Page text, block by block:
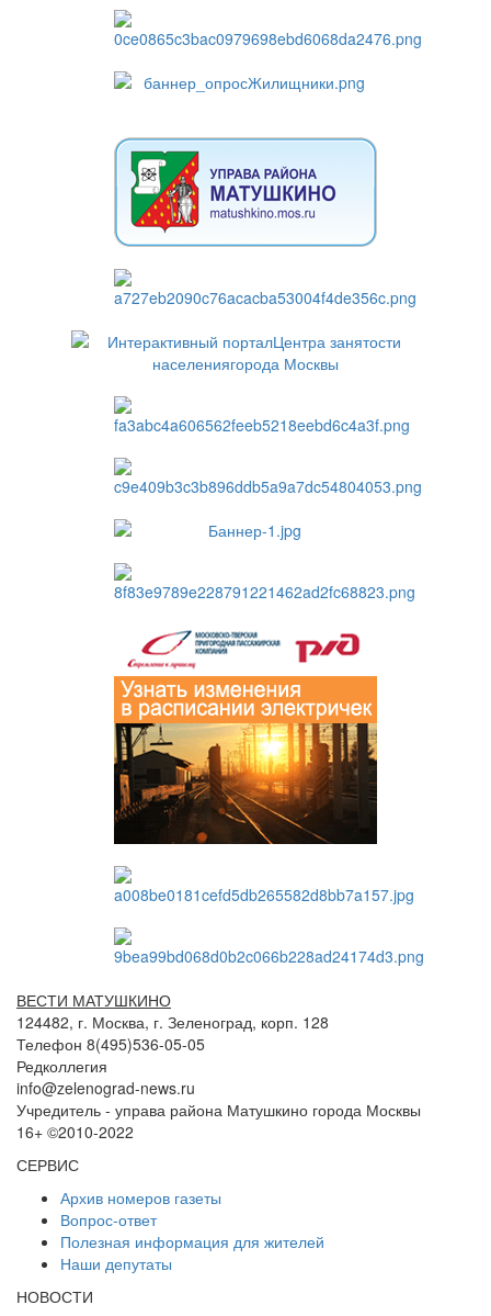
ВЕСТИ МАТУШКИНО
124482, г. Москва, г. Зеленоград, корп. 128
Телефон 8(495)536-05-05
Редколлегия
info@zelenograd-news.ru
Учредитель - управа района Матушкино города Москвы
16+ ©2010-2022
СЕРВИС
Архив номеров газеты
Вопрос-ответ
Полезная информация для жителей
Наши депутаты
НОВОСТИ